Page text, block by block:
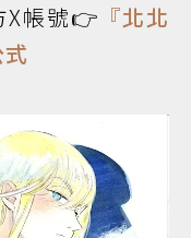
X帳號👉 『北北